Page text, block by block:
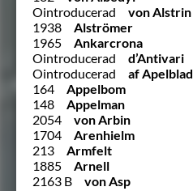
Ointroducerad
von Alstrin
1938
Alströmer
1965
Ankarcrona
Ointroducerad
d’Antivari
Ointroducerad
af Apelblad
164
Appelbom
148
Appelman
2054
von Arbin
1704
Arenhielm
213
Armfelt
1885
Arnell
2163 B
von Asp